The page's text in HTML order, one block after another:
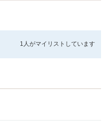
1人がマイリストしています